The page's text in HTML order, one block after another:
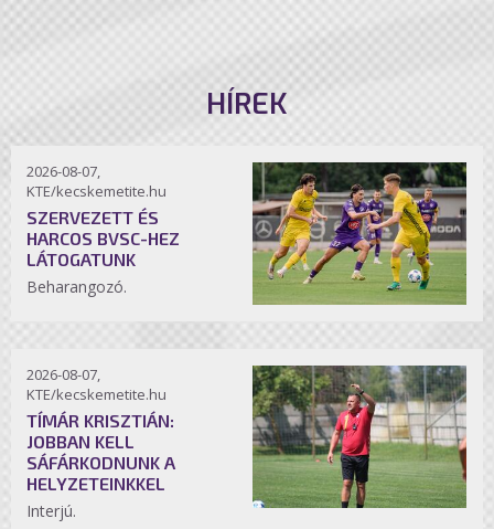
HÍREK
2026-08-07,
KTE/kecskemetite.hu
SZERVEZETT ÉS
HARCOS BVSC-HEZ
LÁTOGATUNK
Beharangozó.
2026-08-07,
KTE/kecskemetite.hu
TÍMÁR KRISZTIÁN:
JOBBAN KELL
SÁFÁRKODNUNK A
HELYZETEINKKEL
Interjú.